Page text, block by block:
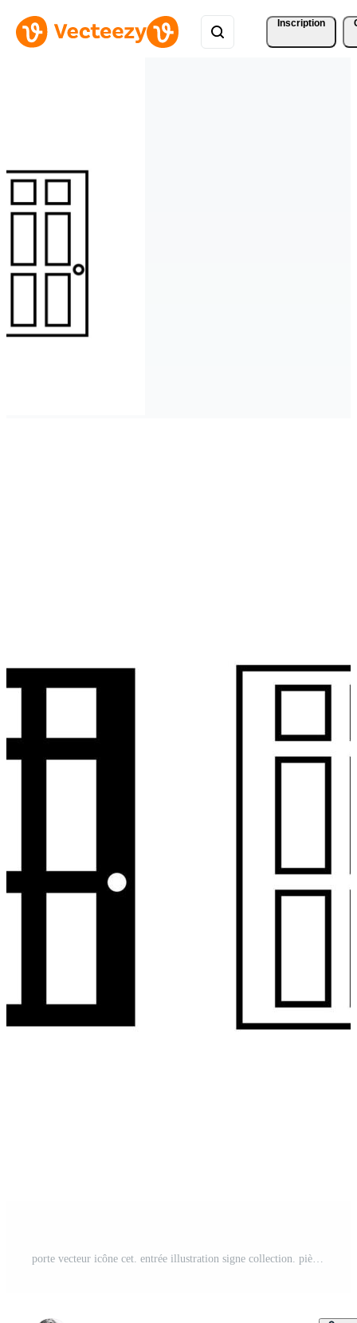
Inscription
porte vecteur icône cet. entrée illustration signe collection. pièce symbole. sortie logo. Vecteur Pro